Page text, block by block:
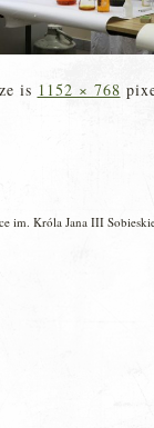
is 1152 × 768
im. Króla Jana III